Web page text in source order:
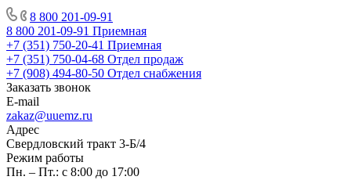
8 800 201-09-91
8 800 201-09-91 Приемная
+7 (351) 750-20-41 Приемная
+7 (351) 750-04-68 Отдел продаж
+7 (908) 494-80-50 Отдел снабжения
Заказать звонок
E-mail
zakaz@uuemz.ru
Адрес
Свердловский тракт 3-Б/4
Режим работы
Пн. – Пт.: с 8:00 до 17:00